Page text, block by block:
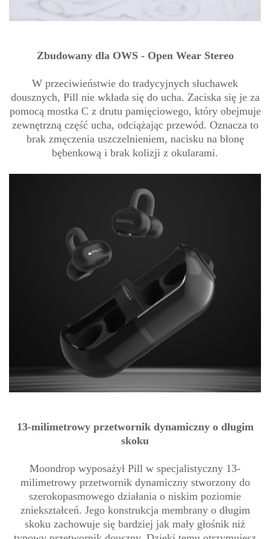
Zbudowany dla OWS - Open Wear Stereo
W przeciwieństwie do tradycyjnych słuchawek
dousznych, Pill nie wkłada się do ucha. Zaciska się je za
pomocą mostka C z drutu pamięciowego, który obejmuje
zewnętrzną część ucha, odciążając przewód. Oznacza to
brak zmęczenia uszczelnieniem, nacisku na błonę
bębenkową i brak kolizji z okularami.
13-milimetrowy przetwornik dynamiczny o długim
skoku
Moondrop wyposażył Pill w specjalistyczny 13-
milimetrowy przetwornik dynamiczny stworzony do
szerokopasmowego działania o niskim poziomie
zniekształceń. Jego konstrukcja membrany o długim
skoku zachowuje się bardziej jak mały głośnik niż